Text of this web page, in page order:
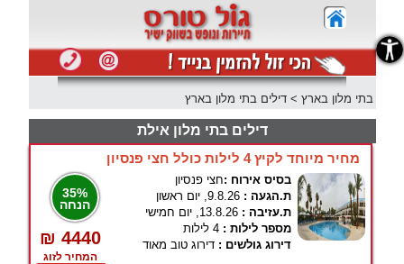
בתי מלון בארץ > דילים בתי מלון בארץ
דילים בתי מלון אילת
מחיר מיוחד לקיץ 4 לילות כולל חצי פנסיון
35%
הנחה
₪ 4440
המחיר לזוג
בסיס אירוח :חצי פנסיון
ת.הגעה : 9.8.26, יום ראשון
ת.עזיבה : 13.8.26, יום חמישי
מספר לילות : 4 לילות
דירוג גולשים : דירוג טוב מאוד
נגישות